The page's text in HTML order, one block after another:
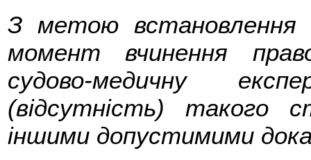
З метою встановлення
момент вчинення
судово-медичну
(відсутність) такого
іншими допустимими